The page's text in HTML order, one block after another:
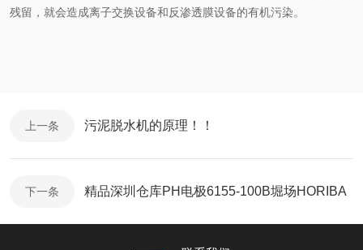
残留，就会造成离子交换设备和反渗透膜设备的有机污染。
上一条 污泥脱水机的原理！！
下一条 精品深圳仓库PH电极6155-100B堀场HORIBA